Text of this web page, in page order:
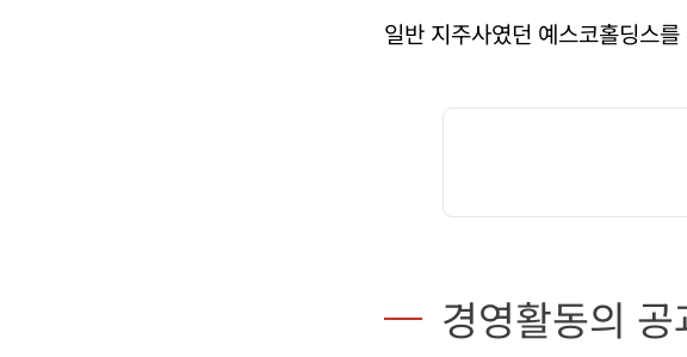
일반 지주사였던 예스코홀딩스
경영활동의 공